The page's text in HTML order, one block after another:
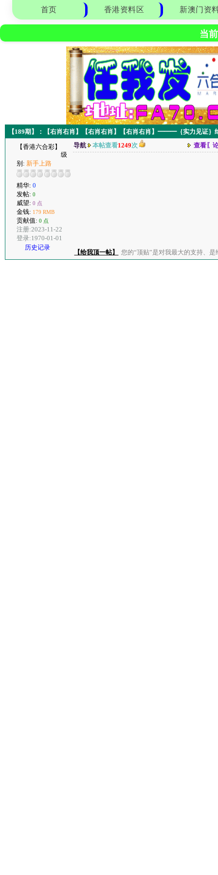
首页 香港资料区 新澳门资
当
【189期】：【右肖右肖】【右肖右肖】【右肖右肖】━━━｛实力见证｝
【香港六合彩】
级
别: 新手上路
精华: 0
发帖: 0
威望: 0 点
金钱: 179 RMB
贡献值: 0 点
注册:2023-11-22
登录:1970-01-01
历史记录
导航 本帖查看1249次 查看〖
【给我顶一帖】 您的“顶贴”是对我最大的支持、